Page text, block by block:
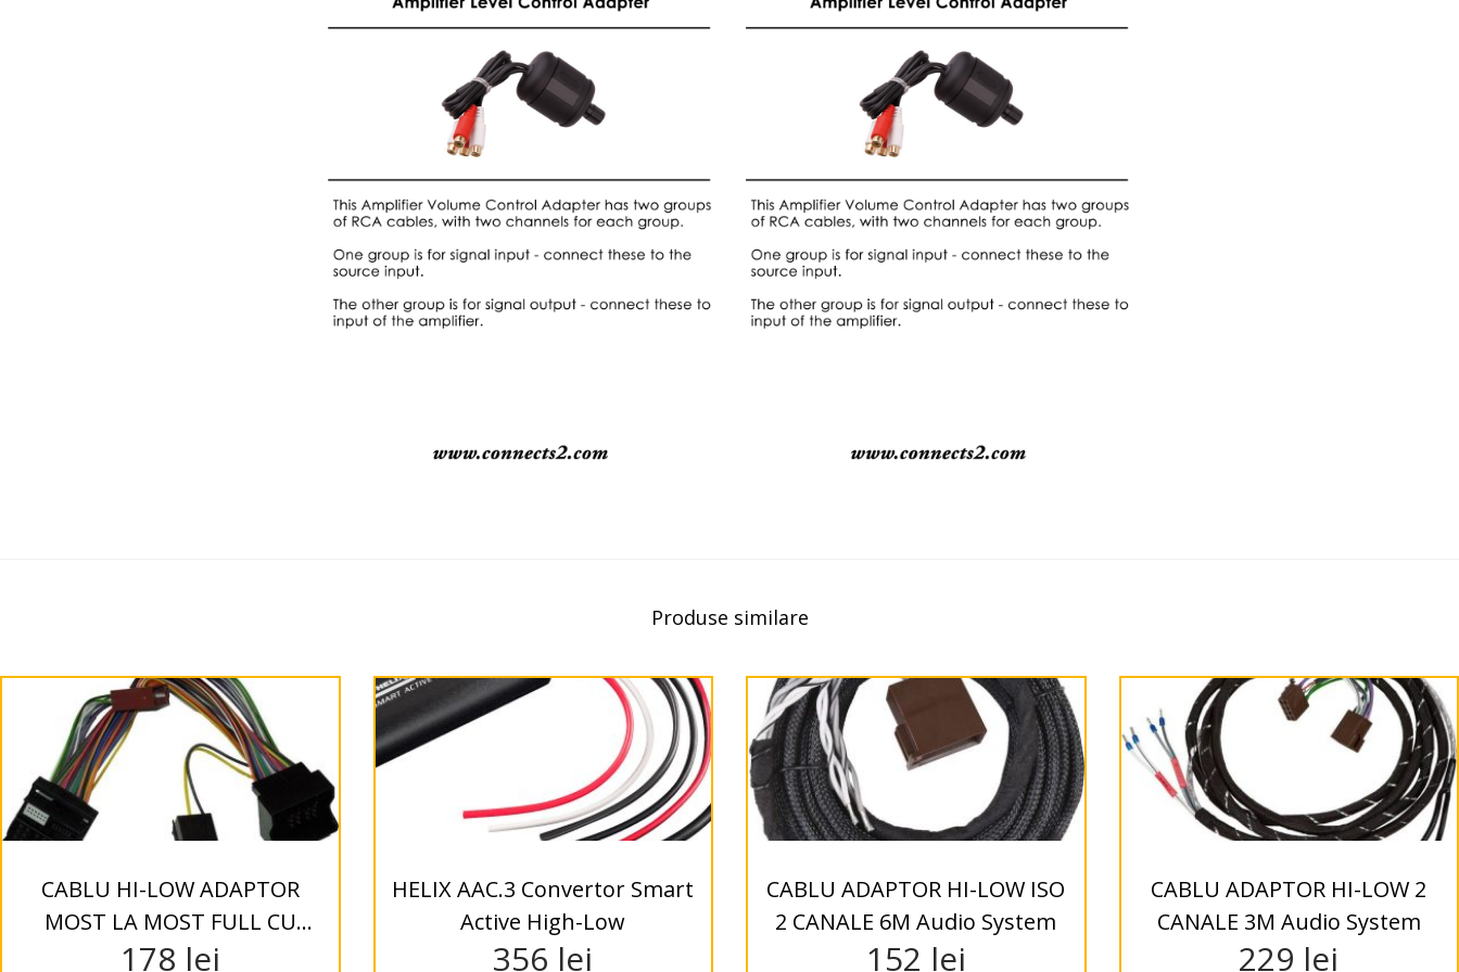
Produse similare
CABLU HI-LOW ADAPTOR
MOST LA MOST FULL CU
IESIRE ISO Audio System
178 lei
HELIX AAC.3 Convertor Smart
Active High-Low
356 lei
CABLU ADAPTOR HI-LOW ISO
2 CANALE 6M Audio System
152 lei
CABLU ADAPTOR HI-LOW 2
CANALE 3M Audio System
229 lei